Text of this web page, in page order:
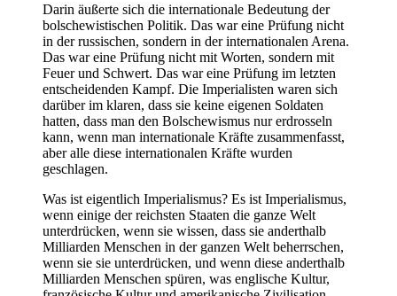
Darin äußerte sich die internationale Bedeutung der
bolschewistischen Politik. Das war eine Prüfung nicht
in der russischen, sondern in der internationalen Arena.
Das war eine Prüfung nicht mit Worten, sondern mit
Feuer und Schwert. Das war eine Prüfung im letzten
entscheidenden Kampf. Die Imperialisten waren sich
darüber im klaren, dass sie keine eigenen Soldaten
hatten, dass man den Bolschewismus nur erdrosseln
kann, wenn man internationale Kräfte zusammenfasst,
aber alle diese internationalen Kräfte wurden
geschlagen.
Was ist eigentlich Imperialismus? Es ist Imperialismus,
wenn einige der reichsten Staaten die ganze Welt
unterdrücken, wenn sie wissen, dass sie anderthalb
Milliarden Menschen in der ganzen Welt beherrschen,
wenn sie sie unterdrücken, und wenn diese anderthalb
Milliarden Menschen spüren, was englische Kultur,